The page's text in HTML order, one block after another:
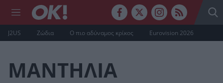
J2US Ζώδια Ο πιο αδύναμος κρίκος Eurovision 2026
ΜΑΝΤΗΛΙΑ